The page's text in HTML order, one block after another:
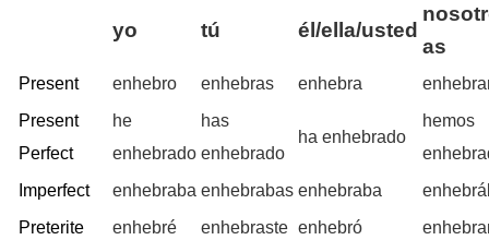
yo tú él/ella/usted
as
Present enhebro enhebras enhebra
Present
Perfect
he
enhebrado
has
enhebrado
ha enhebrado
hemos
Imperfect
enhebraba enhebrabas enhebraba
Preterite
enhebré enhebraste enhebró